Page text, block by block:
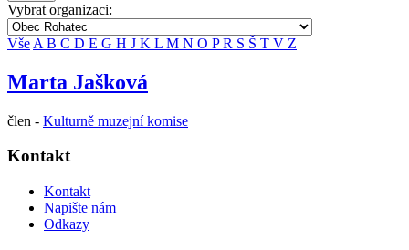
Vybrat organizaci:
Vše A B C D E G H J K L M N O PR S Š T V Z
Marta Jašková
člen - Kulturně muzejní komise
Kontakt
Kontakt
Napište nám
Odkazy